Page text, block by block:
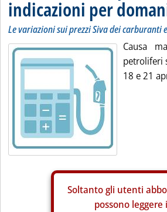
indicazioni per
Le variazioni sui prezzi Siva dei
Causa
petroliferi
18 e 21
Soltanto gli utenti
possono